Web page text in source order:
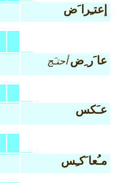
إعتـِرا َض
عا َر ِض أحتـَج
عـَكس
مـُعا َكـِس